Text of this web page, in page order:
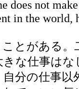
does not
in the world,
とがある
な仕事は
分の仕事